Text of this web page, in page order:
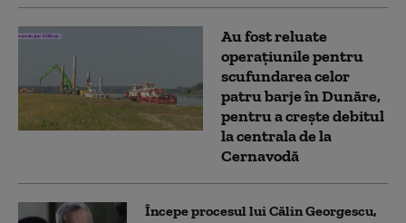
Au fost reluate
operațiunile pentru
scufundarea celor
patru barje în Dunăre,
pentru a crește debitul
la centrala de la
Cernavodă
Începe procesul lui Călin Georgescu,